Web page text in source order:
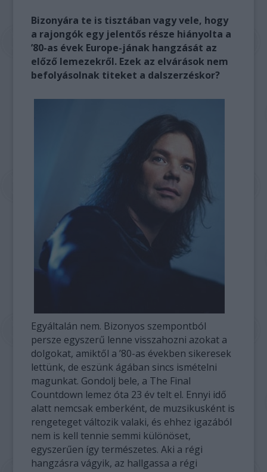
Bizonyára te is tisztában vagy vele, hogy
a rajongók egy jelentős része hiányolta a
’80-as évek Europe-jának hangzását az
előző lemezekről. Ezek az elvárások nem
befolyásolnak titeket a dalszerzéskor?
Egyáltalán nem. Bizonyos szempontból
persze egyszerű lenne visszahozni azokat a
dolgokat, amiktől a ’80-as években sikeresek
lettünk, de eszünk ágában sincs ismételni
magunkat. Gondolj bele, a The Final
Countdown lemez óta 23 év telt el. Ennyi idő
alatt nemcsak emberként, de muzsikusként is
rengeteget változik valaki, és ehhez igazából
nem is kell tennie semmi különöset,
egyszerűen így természetes. Aki a régi
hangzásra vágyik, az hallgassa a régi